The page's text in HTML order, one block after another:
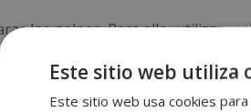
los golpes. Para ello, utiliza
producto y deja que se seque.
lisa y libre de imperfecciones.
Este sitio web utiliza
Este sitio web usa cookies